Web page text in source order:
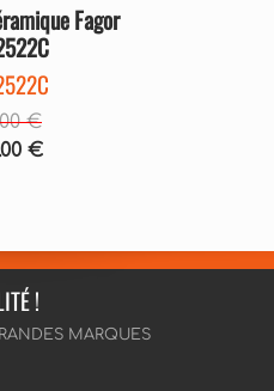
Fagor
€
€
!
MARQUES